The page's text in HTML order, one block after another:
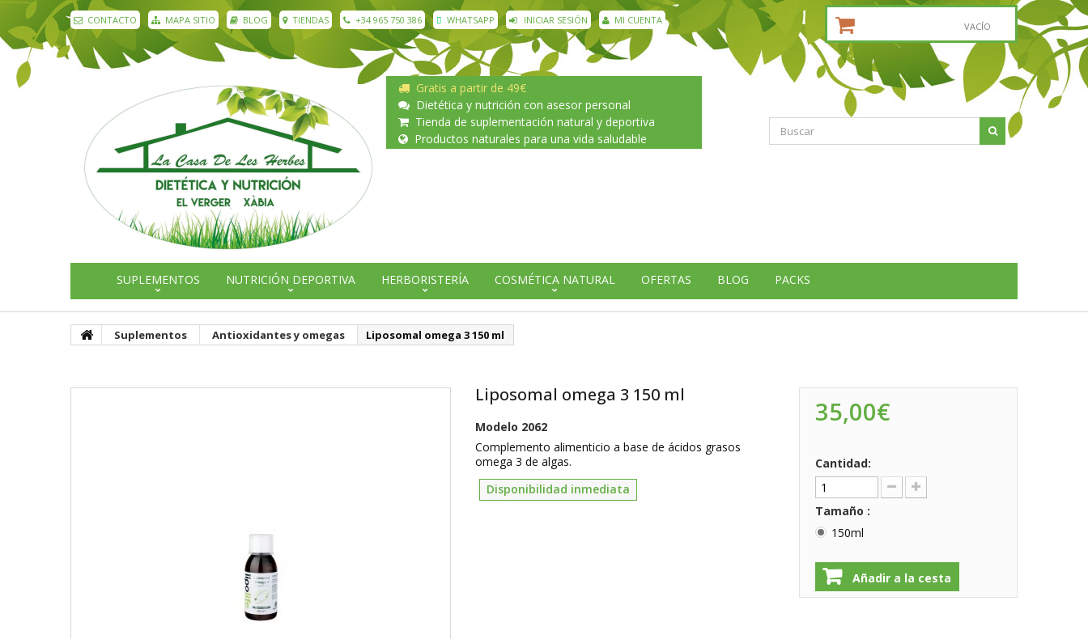
VACÍO
CONTACTO MAPA SITIO BLOG TIENDAS +34 965 750 386 WHATSAPP INICIAR SESIÓN MI CUENTA
Gratis a partir de 49€
Dietética y nutrición con asesor personal
Tienda de suplementación natural y deportiva
Productos naturales para una vida saludable
SUPLEMENTOS NUTRICIÓN DEPORTIVA HERBORISTERÍA COSMÉTICA NATURAL OFERTAS BLOG PACKS
Suplementos Antioxidantes y omegas Liposomal omega 3 150 ml
Liposomal omega 3 150 ml
Modelo 2062
Complemento alimenticio a base de ácidos grasos
omega 3 de algas.
Disponibilidad inmediata
35,00€
Cantidad:
Tamaño :
150ml
Añadir a la cesta